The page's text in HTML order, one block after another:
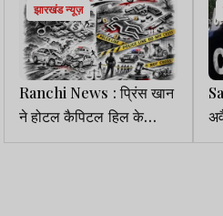
झारखंड न्यूज़
Ranchi News : प्रिंस खान
ने होटल कैपिटल हिल के
मालिक से मांगी एक करोड़ की